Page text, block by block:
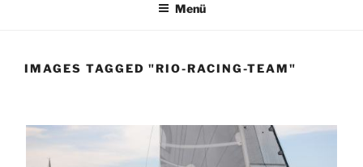
Menü
IMAGES TAGGED "RIO-RACING-TEAM"